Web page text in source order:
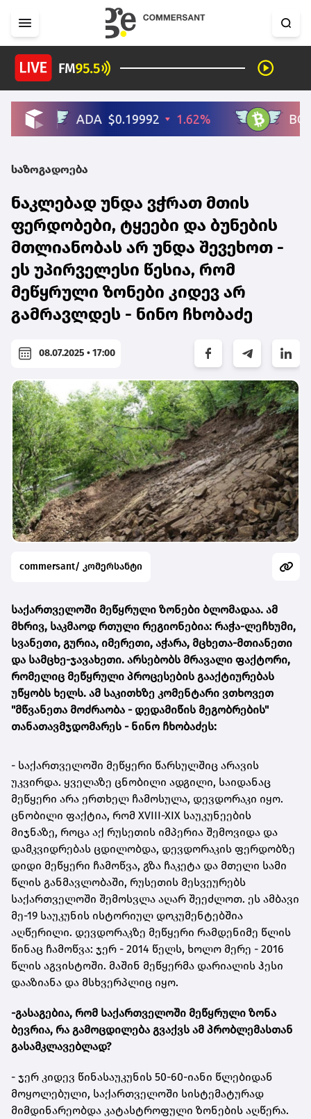
საზოგადოება
ნაკლებად უნდა ვჭრათ მთის
ფერდობები, ტყეები და ბუნების
მთლიანობას არ უნდა შევეხოთ -
ეს უპირველესი წესია, რომ
მეწყრული ზონები კიდევ არ
გამრავლდეს - ნინო ჩხობაძე
08.07.2025 • 17:00
commersant/ კომერსანტი
საქართველოში მეწყრული ზონები ბლომადაა. ამ
მხრივ, საკმაოდ რთული რეგიონებია: რაჭა-ლეჩხუმი,
სვანეთი, გურია, იმერეთი, აჭარა, მცხეთა-მთიანეთი
და სამცხე-ჯავახეთი. არსებობს მრავალი ფაქტორი,
რომელიც მეწყრული პროცესების გააქტიურებას
უწყობს ხელს. ამ საკითხზე კომენტარი ვთხოვეთ
"მწვანეთა მოძრაობა - დედამიწის მეგობრების"
თანათავმჯდომარეს - ნინო ჩხობაძეს:
- საქართველოში მეწყერი წარსულშიც არავის
უკვირდა. ყველაზე ცნობილი ადგილი, საიდანაც
მეწყერი არა ერთხელ ჩამოსულა, დევდორაკი იყო.
ცნობილი ფაქტია, რომ XVIII-XIX საუკუნეების
მიჯნაზე, როცა აქ რუსეთის იმპერია შემოვიდა და
დამკვიდრებას ცდილობდა, დევდორაკის ფერდობზე
დიდი მეწყერი ჩამოწვა, გზა ჩაკეტა და მთელი სამი
წლის განმავლობაში, რუსეთის მესვეურებს
საქართველოში შემოსვლა აღარ შეეძლოთ. ეს ამბავი
მე-19 საუკუნის ისტორიულ დოკუმენტებშია
აღწერილი. დევდორაკზე მეწყერი რამდენიმე წლის
წინაც ჩამოწვა: ჯერ - 2014 წელს, ხოლო მერე - 2016
წლის აგვისტოში. მაშინ მეწყერმა დარიალის ჰესი
დააზიანა და მსხვერპლიც იყო.
-გასაგებია, რომ საქართველოში მეწყრული ზონა
ბევრია, რა გამოცდილება გვაქვს ამ პრობლემასთან
გასამკლავებლად?
- ჯერ კიდევ წინასაუკუნის 50-60-იანი წლებიდან
მოყოლებული, საქართველოში სისტემატურად
მიმდინარეობდა კატასტროფული ზონების აღწერა.